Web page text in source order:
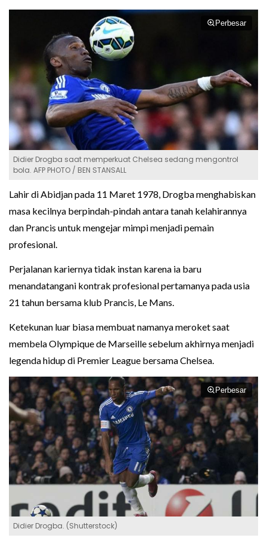
Perbesar
Didier Drogba saat memperkuat Chelsea sedang mengontrol
bola. AFP PHOTO / BEN STANSALL
Lahir di Abidjan pada 11 Maret 1978, Drogba menghabiskan
masa kecilnya berpindah-pindah antara tanah kelahirannya
dan Prancis untuk mengejar mimpi menjadi pemain
profesional.
Perjalanan kariernya tidak instan karena ia baru
menandatangani kontrak profesional pertamanya pada usia
21 tahun bersama klub Prancis, Le Mans.
Ketekunan luar biasa membuat namanya meroket saat
membela Olympique de Marseille sebelum akhirnya menjadi
legenda hidup di Premier League bersama Chelsea.
Perbesar
Didier Drogba. (Shutterstock)